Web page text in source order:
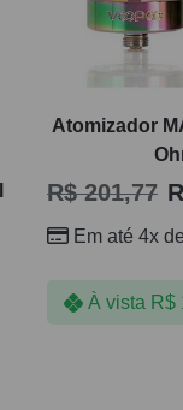
Atomizador
R$201,77
Em até 4x
À vista R$